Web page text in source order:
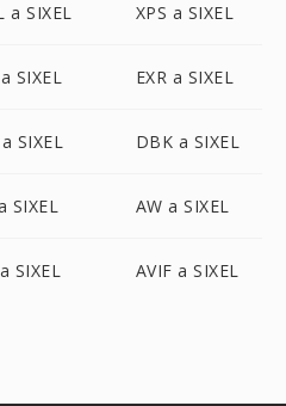
a SIXEL XPS a SIXEL
SIXEL EXR a SIXEL
SIXEL DBK a SIXEL
SIXEL AW a SIXEL
SIXEL AVIF a SIXEL